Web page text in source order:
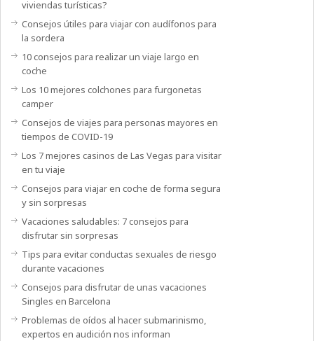
viviendas turísticas?
Consejos útiles para viajar con audífonos para
la sordera
10 consejos para realizar un viaje largo en
coche
Los 10 mejores colchones para furgonetas
camper
Consejos de viajes para personas mayores en
tiempos de COVID-19
Los 7 mejores casinos de Las Vegas para visitar
en tu viaje
Consejos para viajar en coche de forma segura
y sin sorpresas
Vacaciones saludables: 7 consejos para
disfrutar sin sorpresas
Tips para evitar conductas sexuales de riesgo
durante vacaciones
Consejos para disfrutar de unas vacaciones
Singles en Barcelona
Problemas de oídos al hacer submarinismo,
expertos en audición nos informan